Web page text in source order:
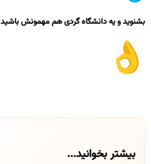
بشنوید و یه دانشگاه گردی هم مهمونش باشید
بیشتر بخوانید...